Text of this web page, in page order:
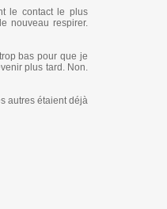
le contact le plus
nouveau respirer.
bas pour que je
plus tard. Non.
autres étaient déjà